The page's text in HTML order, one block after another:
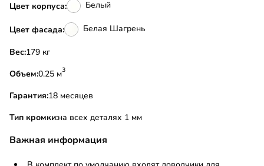
Цвет корпуса: Белый
Цвет фасада: Белая Шагрень
Вес:
179 кг
Объем:
0.25 м3
Гарантия:18 месяцев
Тип кромки:на всех деталях 1 мм
Важная информация